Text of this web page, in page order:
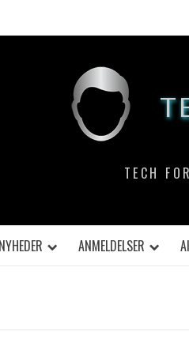
TECH
NYHEDER ANMELDELSER AI